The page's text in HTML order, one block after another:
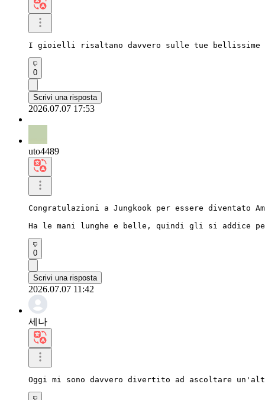
I gioielli risaltano davvero sulle tue bellissime
0
Scrivi una risposta
2026.07.07 17:53
uto4489
Congratulazioni a Jungkook per essere diventato
Ha le mani lunghe e belle, quindi gli si addice
0
Scrivi una risposta
2026.07.07 11:42
세나
Oggi mi sono davvero divertito ad ascoltare